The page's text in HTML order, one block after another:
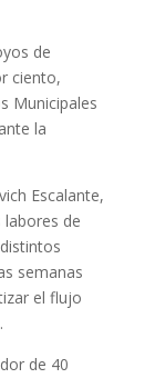
de
ciento,
Municipales
la
Escalante,
labores de
semanas
el flujo
de 40